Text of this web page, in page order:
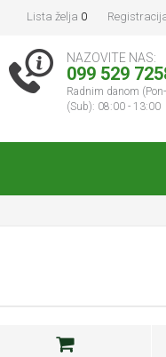
Lista želja 0
NAZOVITE NAS:
099 529
Radnim danom
(Sub): 08:00 - 13:00